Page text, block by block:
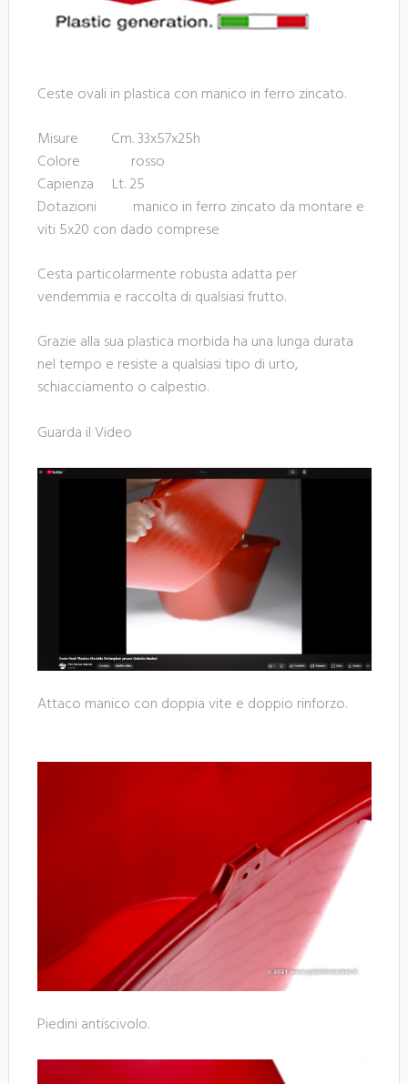
Ceste ovali in plastica con manico in ferro zincato.
Misure Cm. 33x57x25h
Colore rosso
Capienza Lt. 25
Dotazioni manico in ferro zincato da montare e
viti 5x20 con dado comprese
Cesta particolarmente robusta adatta per
vendemmia e raccolta di qualsiasi frutto.
Grazie alla sua plastica morbida ha una lunga durata
nel tempo e resiste a qualsiasi tipo di urto,
schiacciamento o calpestio.
Guarda il Video
Attaco manico con doppia vite e doppio rinforzo.
Piedini antiscivolo.